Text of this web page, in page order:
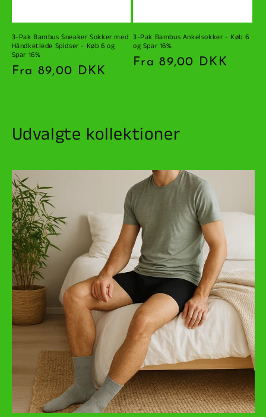
3-Pak Bambus Sneaker Sokker med
Håndketlede Spidser - Køb 6 og
Spar 16%
Normalpris
Fra 89,00 DKK
3-Pak Bambus Ankelsokker - Køb 6
og Spar 16%
Normalpris
Fra 89,00 DKK
Udvalgte kollektioner